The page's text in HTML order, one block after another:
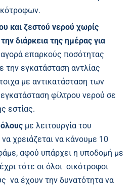
και ζεστού νερού χωρίς
διάρκεια της ημέρας για
αγορά επαρκούς ποσότητας
την εγκατάσταση αντλίας
με αντικατάσταση των
φίλτρου νερού σε
εστίας.
με λειτουργία του
χρειάζεται να κάνουμε 10
αφού υπάρχει η υποδομή με
τότε οι όλοι οικότροφοι
να έχουν την δυνατότητα να